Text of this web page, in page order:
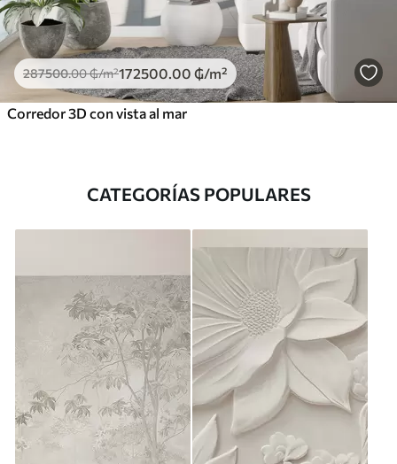
287500.00₲/m²172500 .00 ₲/m²
Corredor 3D con vista al mar
CATEGORÍAS POPULARES